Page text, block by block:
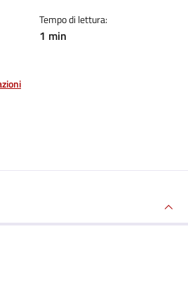
Tempo di lettura:
1 min